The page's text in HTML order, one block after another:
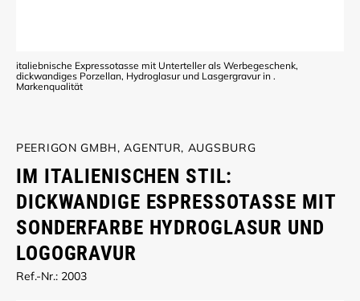
italiebnische Expressotasse mit Unterteller als Werbegeschenk,
dickwandiges Porzellan, Hydroglasur und Lasgergravur in .
Markenqualität
PEERIGON GMBH, AGENTUR, AUGSBURG
IM ITALIENISCHEN STIL:
DICKWANDIGE ESPRESSOTASSE MIT
SONDERFARBE HYDROGLASUR UND
LOGOGRAVUR
Ref.-Nr.: 2003